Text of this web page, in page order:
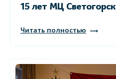
15 лет МЦ Светогорск
Читать полностью